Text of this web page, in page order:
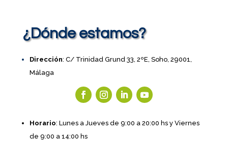
¿Dónde estamos?
Dirección: C/ Trinidad Grund 33, 2ºE, Soho, 29001,
Málaga
Horario: Lunes a Jueves de 9:00 a 20:00 hs y Viernes
de 9:00 a 14:00 hs